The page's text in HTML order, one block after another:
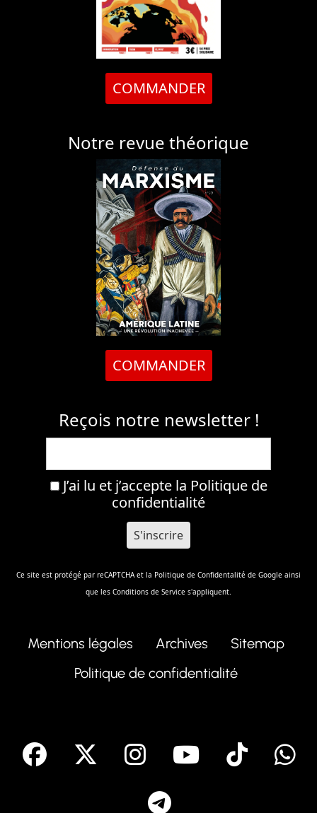
COMMANDER
Notre revue théorique
COMMANDER
Reçois notre newsletter !
J’ai lu et j’accepte la Politique de
confidentialité
Ce site est protégé par reCAPTCHA et la Politique de Confidentalité de Google ainsi
que les Conditions de Service s'appliquent.
Mentions légales Archives
Sitemap
Politique de confidentialité
facebook Instagram
Youtube
Tik